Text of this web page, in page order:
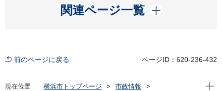
関連ページ一覧
開く
前のページに戻る ページID：620-236-432
現在位置 横浜市トップページ
市政情報
現在